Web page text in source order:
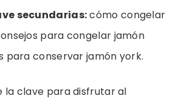
secundarias:cómo congelar
para congelar jamón
para conservar jamón york.
la clave para disfrutar al